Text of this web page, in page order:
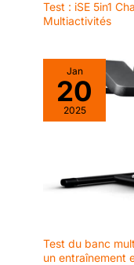
Test : iSE 5in1
Multiactivités
Jan
20
2025
Test du banc
un entraînement